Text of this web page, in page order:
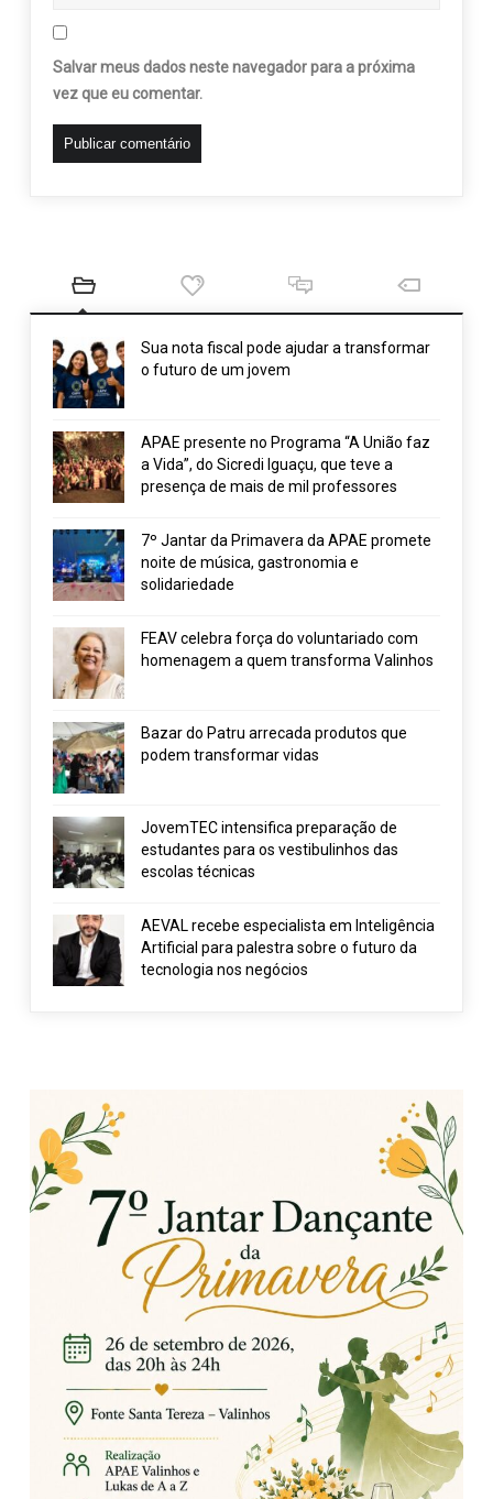
Salvar meus dados neste navegador para a próxima
vez que eu comentar.
Sua nota fiscal pode ajudar a transformar
o futuro de um jovem
APAE presente no Programa “A União faz
a Vida”, do Sicredi Iguaçu, que teve a
presença de mais de mil professores
7º Jantar da Primavera da APAE promete
noite de música, gastronomia e
solidariedade
FEAV celebra força do voluntariado com
homenagem a quem transforma Valinhos
Bazar do Patru arrecada produtos que
podem transformar vidas
JovemTEC intensifica preparação de
estudantes para os vestibulinhos das
escolas técnicas
AEVAL recebe especialista em Inteligência
Artificial para palestra sobre o futuro da
tecnologia nos negócios